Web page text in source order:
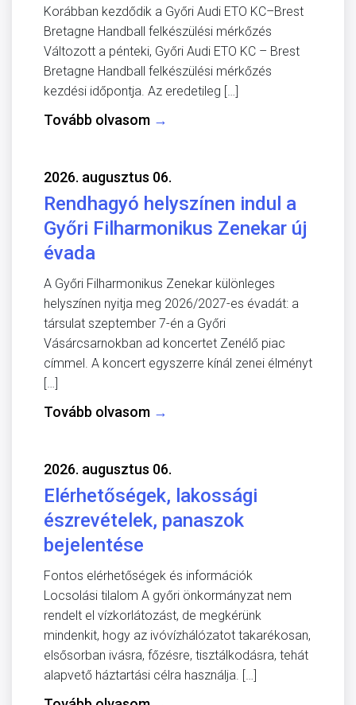
Korábban kezdődik a Győri Audi ETO KC–Brest
Bretagne Handball felkészülési mérkőzés
Változott a pénteki, Győri Audi ETO KC – Brest
Bretagne Handball felkészülési mérkőzés
kezdési időpontja. Az eredetileg […]
Tovább olvasom →
2026. augusztus 06.
Rendhagyó helyszínen indul a
Győri Filharmonikus Zenekar új
évada
A Győri Filharmonikus Zenekar különleges
helyszínen nyitja meg 2026/2027-es évadát: a
társulat szeptember 7-én a Győri
Vásárcsarnokban ad koncertet Zenélő piac
címmel. A koncert egyszerre kínál zenei élményt
[…]
Tovább olvasom →
2026. augusztus 06.
Elérhetőségek, lakossági
észrevételek, panaszok
bejelentése
Fontos elérhetőségek és információk
Locsolási tilalom A győri önkormányzat nem
rendelt el vízkorlátozást, de megkérünk
mindenkit, hogy az ivóvízhálózatot takarékosan,
elsősorban ivásra, főzésre, tisztálkodásra, tehát
alapvető háztartási célra használja. […]